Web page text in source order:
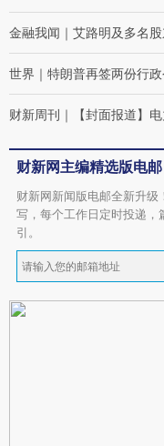
金融我闻 ｜ 艾路明及多名
世界 ｜ 特朗普再签两份行
财新周刊 ｜ 【封面报道】
财新网主编精选版电邮
财新网新闻版电邮全新升级
写，每个工作日定时投递，
引。